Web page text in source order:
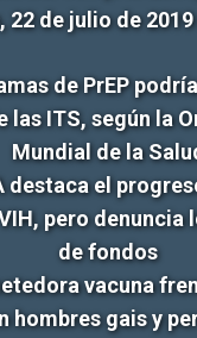
22 de julio de
de PrEP
las ITS, según la
Mundial de la
destaca el
pero denuncia
de fondos
vacuna
hombres gais y